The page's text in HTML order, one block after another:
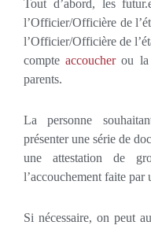
Tout d’abord, les
l’Officier/Officière de
l’Officier/Officière de
compte accoucherou la
parents.
La personne
présenter une série de
une attestation de
l’accouchement faite par
Si nécessaire, on peut